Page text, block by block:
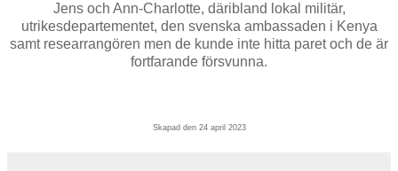
Jens och Ann-Charlotte, däribland lokal militär,
utrikesdepartementet, den svenska ambassaden i Kenya
samt researrangören men de kunde inte hitta paret och de är
fortfarande försvunna.
Skapad den 24 april 2023